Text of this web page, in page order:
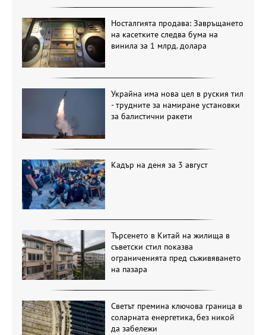
Носталгията продава: Завръщането
на касетките следва бума на
винила за 1 млрд. долара
Украйна има нова цел в руския тил
- трудните за намиране установки
за балистични ракети
Кадър на деня за 3 август
Търсенето в Китай на жилища в
съветски стил показва
ограниченията пред съживяването
на пазара
Светът премина ключова граница в
соларната енергетика, без никой
да забележи